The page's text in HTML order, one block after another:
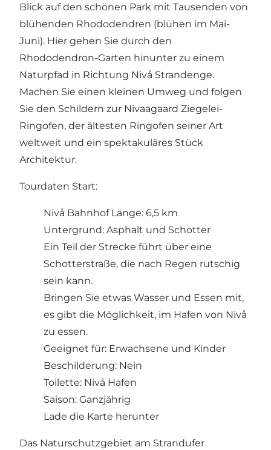
Blick auf den schönen Park mit Tausenden von
blühenden Rhododendren (blühen im Mai-
Juni). Hier gehen Sie durch den
Rhododendron-Garten hinunter zu einem
Naturpfad in Richtung Nivå Strandenge.
Machen Sie einen kleinen Umweg und folgen
Sie den Schildern zur Nivaagaard Ziegelei-
Ringofen, der ältesten Ringofen seiner Art
weltweit und ein spektakuläres Stück
Architektur.
Tourdaten Start:
Nivå Bahnhof Länge: 6,5 km
Untergrund: Asphalt und Schotter
Ein Teil der Strecke führt über eine
Schotterstraße, die nach Regen rutschig
sein kann.
Bringen Sie etwas Wasser und Essen mit,
es gibt die Möglichkeit, im Hafen von Nivå
zu essen.
Geeignet für: Erwachsene und Kinder
Beschilderung: Nein
Toilette: Nivå Hafen
Saison: Ganzjährig
Lade die Karte herunter
Das Naturschutzgebiet am Strandufer